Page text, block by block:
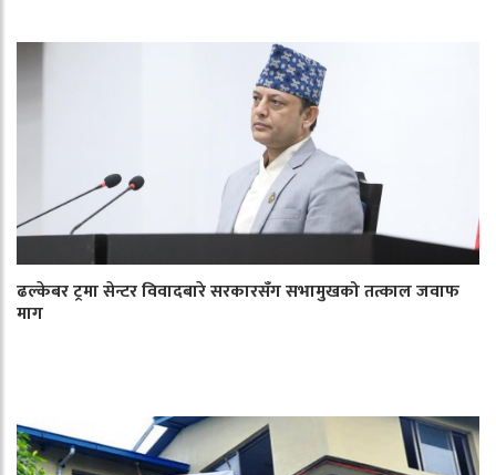
ढल्केबर ट्रमा सेन्टर विवादबारे सरकारसँग सभामुखको तत्काल जवाफ
माग